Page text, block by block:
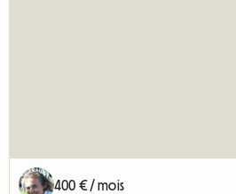
400 € / mois